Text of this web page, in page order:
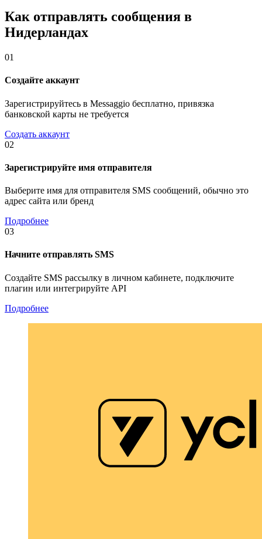
Как отправлять сообщения в
Нидерландах
01
Создайте аккаунт
Зарегистрируйтесь в Messaggio бесплатно, привязка
банковской карты не требуется
Создать аккаунт
02
Зарегистрируйте имя отправителя
Выберите имя для отправителя SMS сообщений, обычно это
адрес сайта или бренд
Подробнее
03
Начните отправлять SMS
Создайте SMS рассылку в личном кабинете, подключите
плагин или интегрируйте API
Подробнее